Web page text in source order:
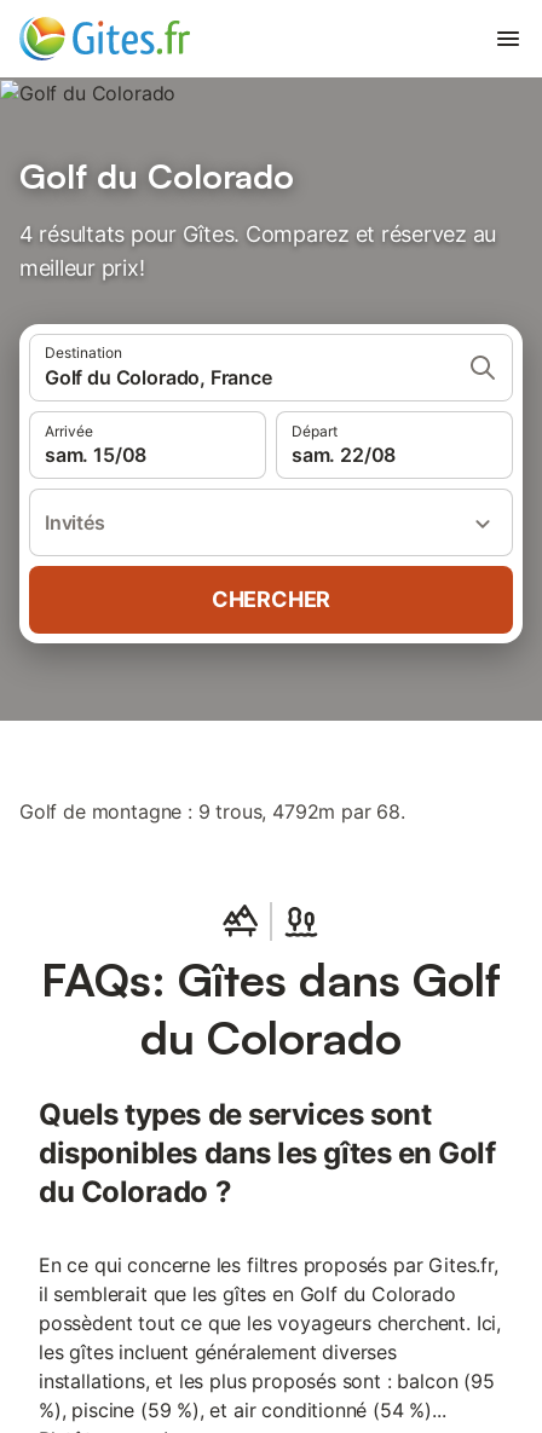
Golf du Colorado
4 résultats pour Gîtes. Comparez et réservez au
meilleur prix!
Destination
Golf du Colorado, France
Arrivée
sam. 15/08
Départ
sam. 22/08
Invités
CHERCHER
Golf de montagne : 9 trous, 4792m par 68.
FAQs: Gîtes dans Golf
du Colorado
Quels types de services sont
disponibles dans les gîtes en Golf
du Colorado ?
En ce qui concerne les filtres proposés par Gites.fr,
il semblerait que les gîtes en Golf du Colorado
possèdent tout ce que les voyageurs cherchent. Ici,
les gîtes incluent généralement diverses
installations, et les plus proposés sont : balcon (95
%), piscine (59 %), et air conditionné (54 %)...